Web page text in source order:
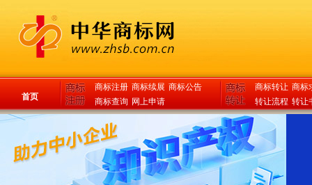
首页
商标注册 商标续展 商标公告
商标查询 网上申请
商标转让 商标
转让流程 转让